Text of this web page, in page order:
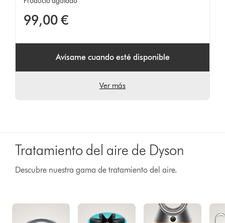
99,00 €
Avísame cuando esté disponible
Ver más
Tratamiento del aire de Dyson
Descubre nuestra gama de tratamiento del aire.